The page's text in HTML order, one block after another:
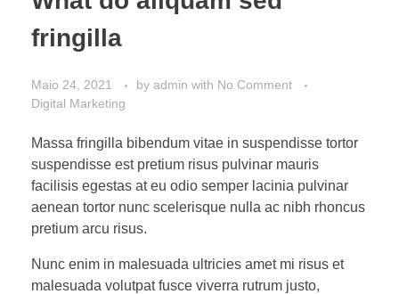
fringilla
Maio 24, 2021 by admin with No Comment
Digital Marketing
Massa fringilla bibendum vitae in suspendisse tortor
suspendisse est pretium risus pulvinar mauris
facilisis egestas at eu odio semper lacinia pulvinar
aenean tortor nunc scelerisque nulla ac nibh rhoncus
pretium arcu risus.
Nunc enim in malesuada ultricies amet mi risus et
malesuada volutpat fusce viverra rutrum justo,